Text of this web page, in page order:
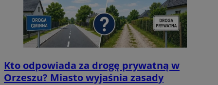
Kto odpowiada za drogę prywatną w
Orzeszu? Miasto wyjaśnia zasady